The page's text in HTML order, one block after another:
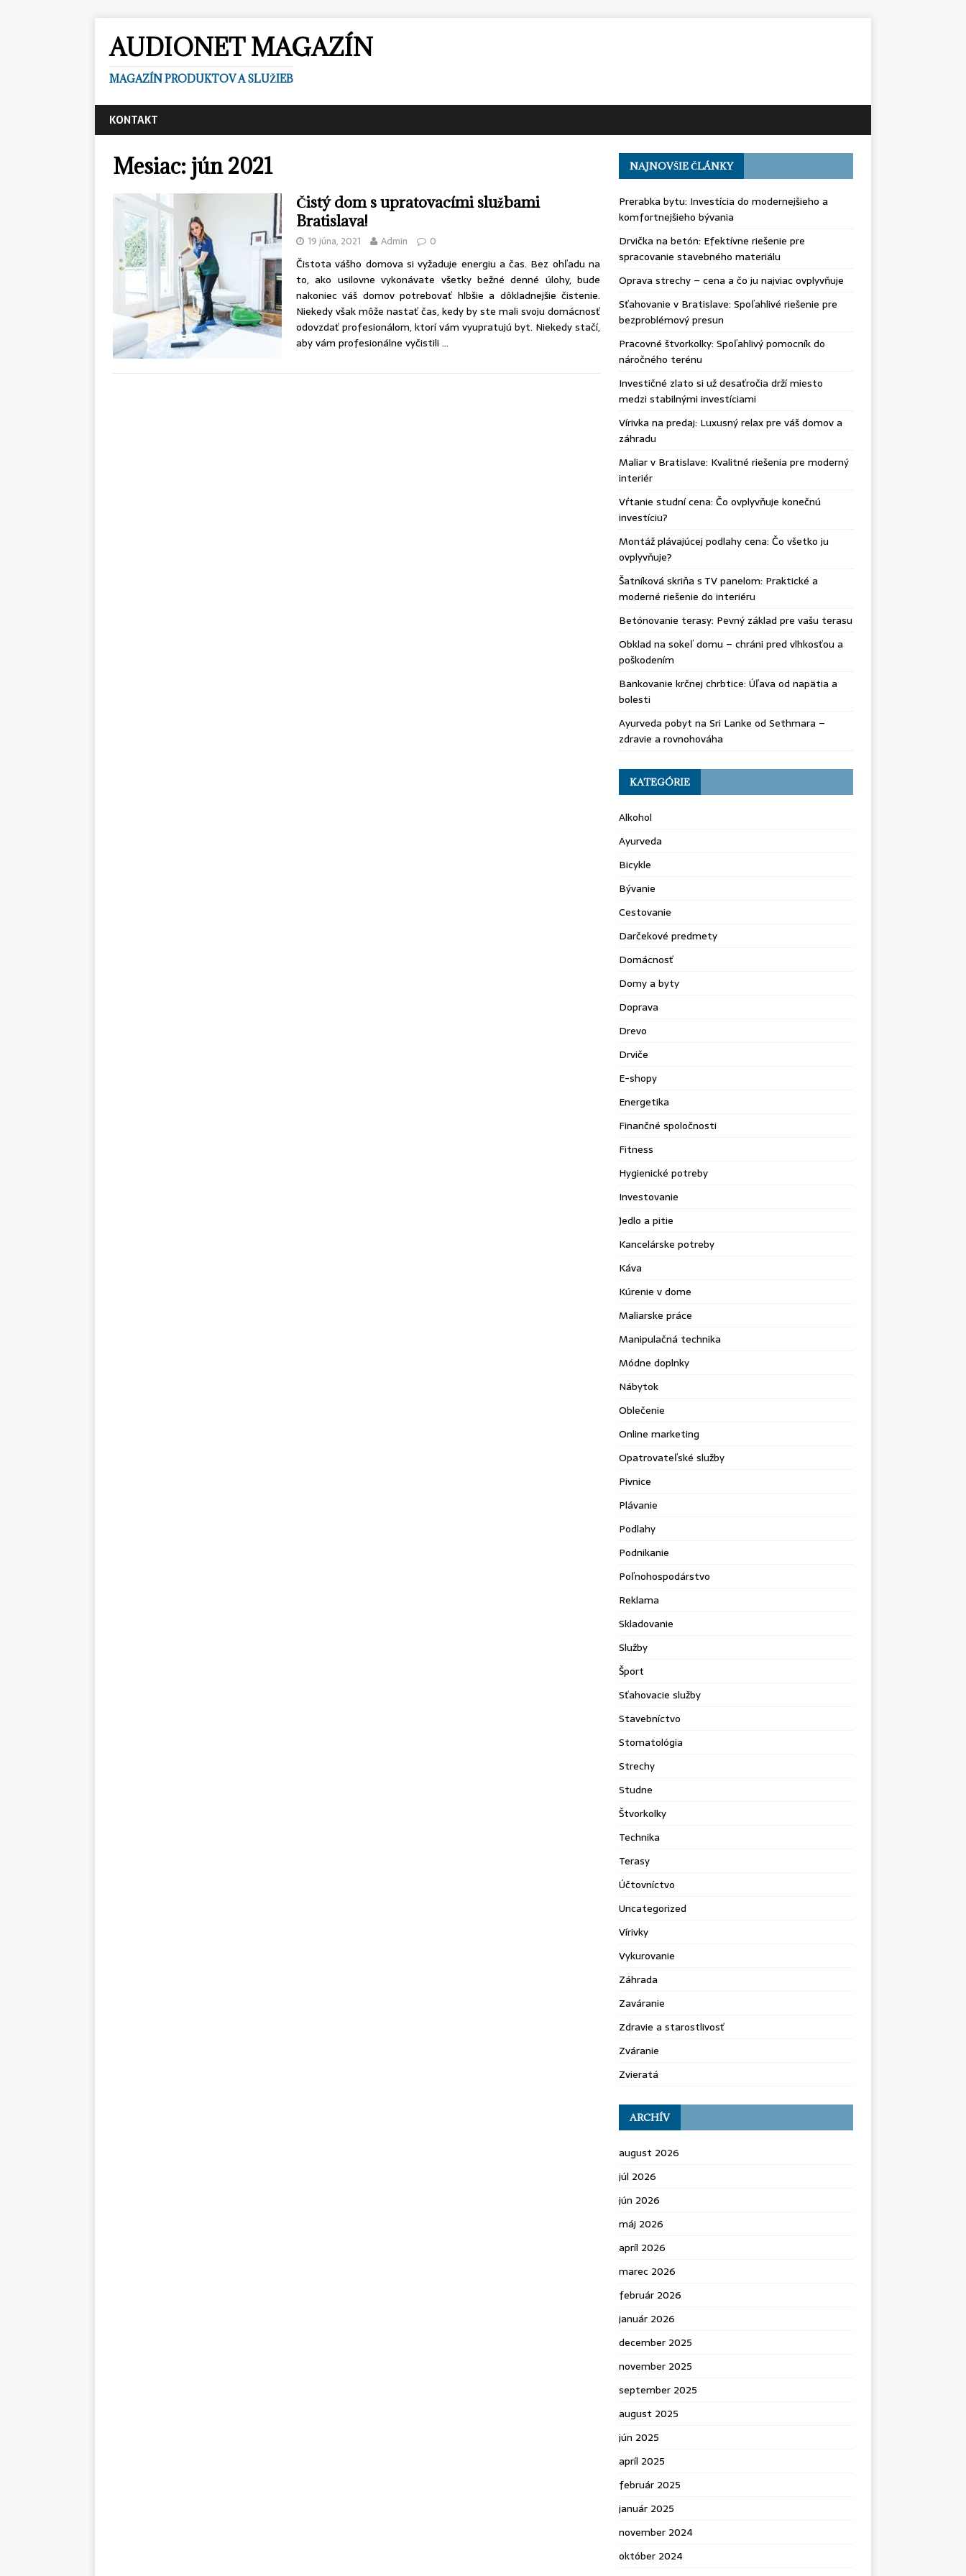
AUDIONET MAGAZÍN
MAGAZÍN PRODUKTOV A SLUŽIEB
KONTAKT
Mesiac:jún 2021
Čistý dom s upratovacími službami
Bratislava!
19 júna, 2021 Admin 0
Čistota vášho domova si vyžaduje energiu a čas. Bez ohľadu na
to, ako usilovne vykonávate všetky bežné denné úlohy, bude
nakoniec váš domov potrebovať hlbšie a dôkladnejšie čistenie.
Niekedy však môže nastať čas, kedy by ste mali svoju domácnosť
odovzdať profesionálom, ktorí vám vyupratujú byt. Niekedy stačí,
aby vám profesionálne vyčistili …
NAJNOVŠIE ČLÁNKY
Prerabka bytu: Investícia do modernejšieho a
komfortnejšieho bývania
Drvička na betón: Efektívne riešenie pre
spracovanie stavebného materiálu
Oprava strechy – cena a čo ju najviac ovplyvňuje
Sťahovanie v Bratislave: Spoľahlivé riešenie pre
bezproblémový presun
Pracovné štvorkolky: Spoľahlivý pomocník do
náročného terénu
Investičné zlato si už desaťročia drží miesto
medzi stabilnými investíciami
Vírivka na predaj: Luxusný relax pre váš domov a
záhradu
Maliar v Bratislave: Kvalitné riešenia pre moderný
interiér
Vŕtanie studní cena: Čo ovplyvňuje konečnú
investíciu?
Montáž plávajúcej podlahy cena: Čo všetko ju
ovplyvňuje?
Šatníková skriňa s TV panelom: Praktické a
moderné riešenie do interiéru
Betónovanie terasy: Pevný základ pre vašu terasu
Obklad na sokeľ domu – chráni pred vlhkosťou a
poškodením
Bankovanie krčnej chrbtice: Úľava od napätia a
bolesti
Ayurveda pobyt na Sri Lanke od Sethmara –
zdravie a rovnohováha
KATEGÓRIE
Alkohol
Ayurveda
Bicykle
Bývanie
Cestovanie
Darčekové predmety
Domácnosť
Domy a byty
Doprava
Drevo
Drviče
E-shopy
Energetika
Finančné spoločnosti
Fitness
Hygienické potreby
Investovanie
Jedlo a pitie
Kancelárske potreby
Káva
Kúrenie v dome
Maliarske práce
Manipulačná technika
Módne doplnky
Nábytok
Oblečenie
Online marketing
Opatrovateľské služby
Pivnice
Plávanie
Podlahy
Podnikanie
Poľnohospodárstvo
Reklama
Skladovanie
Služby
Šport
Sťahovacie služby
Stavebníctvo
Stomatológia
Strechy
Studne
Štvorkolky
Technika
Terasy
Účtovníctvo
Uncategorized
Vírivky
Vykurovanie
Záhrada
Zaváranie
Zdravie a starostlivosť
Zváranie
Zvieratá
ARCHÍV
august 2026
júl 2026
jún 2026
máj 2026
apríl 2026
marec 2026
február 2026
január 2026
december 2025
november 2025
september 2025
august 2025
jún 2025
apríl 2025
február 2025
január 2025
november 2024
október 2024